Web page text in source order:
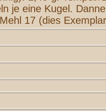
je eine Kugel.
17 (dies